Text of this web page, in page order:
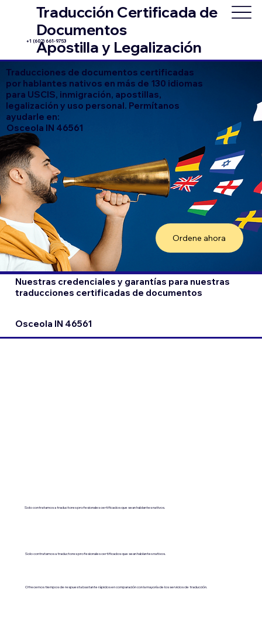
Traducción Certificada de
Documentos
Apostilla y Legalización
+1 (602) 661-9753
Traducciones de documentos certificadas
por hablantes nativos en más de 130 idiomas
para USCIS, inmigración, apostillas,
legalización y uso personal. Permítanos
ayudarle en:
Osceola IN 46561
Ordene ahora
Nuestras credenciales y garantías para nuestras
traducciones certificadas de documentos
Osceola IN 46561
Solo contratamos a traductores profesionales certificados que sean hablantes nativos.
Solo contratamos a traductores profesionales certificados que sean hablantes nativos.
Ofrecemos tiempos de respuesta bastante rápidos en comparación con la mayoría de los servicios de traducción.